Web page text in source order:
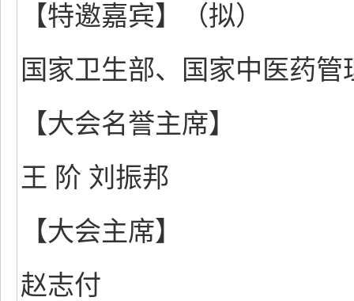
【特邀嘉宾】（拟）
国家卫生部、国家中医药
【大会名誉主席】
王 阶 刘振邦
【大会主席】
赵志付